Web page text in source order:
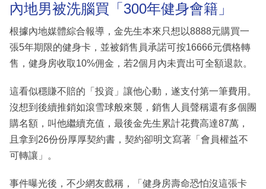
內地男被洗腦買「300年健身會籍」
根據內地媒體綜合報導，金先生本來只想以8888元購買一
張5年期限的健身卡，並被銷售員承諾可按16666元價格轉
售，健身房收取10%佣金，若2個月內未賣出可全額退款。
這看似穩賺不賠的「投資」讓他心動，遂支付第一筆費用。
沒想到後續推銷如滾雪球般來襲，銷售人員聲稱還有多個團
購名額，叫他繼續充值，最後金先生累計花費高達87萬，
且拿到26份份厚厚契約書，契約卻明文寫著「會員權益不
可轉讓」。
事件曝光後，不少網友戲稱，「健身房壽命恐怕沒這張卡